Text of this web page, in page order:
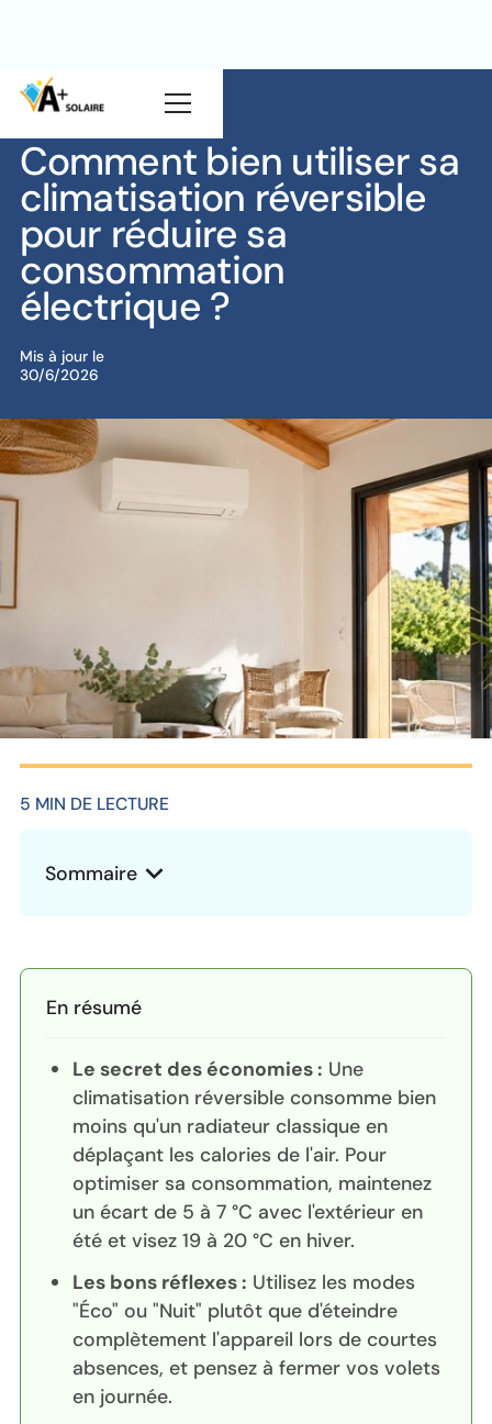
Blog Pompe à chaleur
Comment bien utiliser sa
climatisation réversible
pour réduire sa
consommation
électrique ?
Mis à jour le
30/6/2026
5 MIN DE LECTURE
Sommaire
En résumé
Le secret des économies : Une
climatisation réversible consomme bien
moins qu'un radiateur classique en
déplaçant les calories de l'air. Pour
optimiser sa consommation, maintenez
un écart de 5 à 7 °C avec l'extérieur en
été et visez 19 à 20 °C en hiver.
Les bons réflexes : Utilisez les modes
"Éco" ou "Nuit" plutôt que d'éteindre
complètement l'appareil lors de courtes
absences, et pensez à fermer vos volets
en journée.